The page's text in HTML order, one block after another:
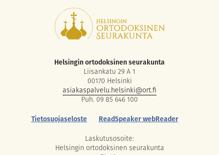
Helsingin ortodoksinen seurakunta
Liisankatu 29 A 1
00170 Helsinki
asiakaspalvelu.helsinki@ort.fi
Puh. 09 85 646 100
Tietosuojaseloste
ReadSpeaker webReader
Laskutusosoite:
Helsingin ortodoksinen seurakunta